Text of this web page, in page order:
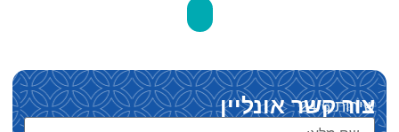
שירות 24/6
צור קשר אונליין